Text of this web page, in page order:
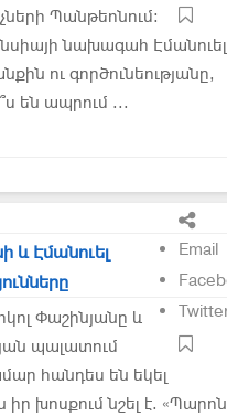
Պանթեոնում:
նախագահ Էմանուել
ու գործունեությանը,
են ապրում ...
Email
և Էմանուել
Փաշինյանը և
պալատում
հանդես են եկել
խոսքում նշել է. «Պարոն